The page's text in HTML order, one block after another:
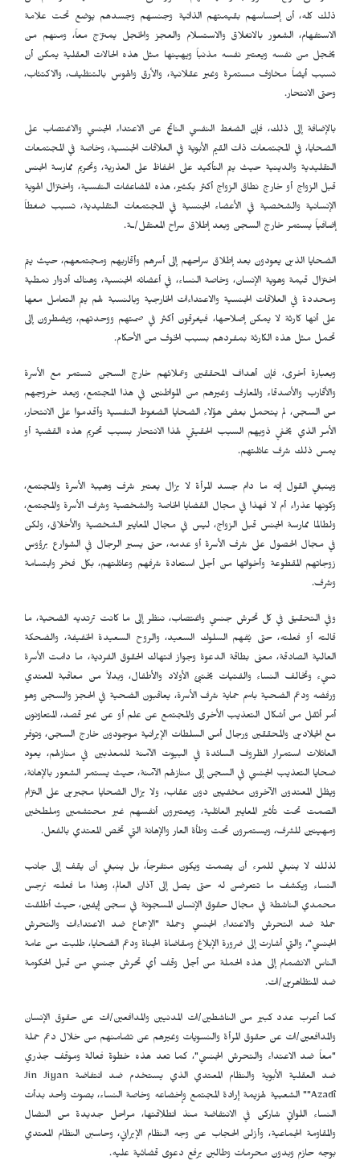
ذلك كله، أن إحساسهم بقيمتهم الذاتية وجنسهم وجسدهم يوضع تحت علامة
الاستفهام، الشعور بالانغلاق والاستسلام والعجز والخجل يمتزج معاً، ومنهم من
يخجل من نفسه ويعتبر نفسه مذنباً ويهينها مثل هذه الحالات العقلية يمكن أن
تسبب أيضاً مخاوف مستمرة وغير عقلانية، والأرق والهوس بالتنظيف، والاكتئاب،
وحتى الانتحار.
بالإضافة إلى ذلك، فإن الضغط النفسي الناتج عن الاعتداء الجنسي والاغتصاب على
الضحايا، في المجتمعات ذات القيم الأبوية في العلاقات الجنسية، وخاصة في المجتمعات
التقليدية والدينية حيث يتم التأكيد على الحفاظ على العذرية، وتحريم ممارسة الجنس
قبل الزواج أو خارج نطاق الزواج أكثر بكثير، هذه المضاعفات النفسية، واختزال الهوية
الإنسانية والشخصية في الأعضاء الجنسية في المجتمعات التقليدية، تسبب ضغطاً
إضافياً يستمر خارج السجن وبعد إطلاق سراح المعتقل/ـة.
الضحايا الذين يعودون بعد إطلاق سراحهم إلى أسرهم وأقاربهم ومجتمعهم، حيث يتم
اختزال قيمة وهوية الإنسان، وخاصة النساء، في أعضائه الجنسية، وهناك أدوار نمطية
ومحددة في العلاقات الجنسية والاعتداءات الخارجية وبالنسبة لهم يتم التعامل معها
على أنها كارثة لا يمكن إصلاحها، فيغرقون أكثر في صمتهم ووحدتهم، ويضطرون إلى
تحمل مثل هذه الكارثة بمفردهم بسبب الخوف من الأحكام.
وبعبارة أخرى، فإن أهداف المحققين وعملائهم خارج السجن تستمر مع الأسرة
والأقارب والأصدقاء والمعارف وغيرهم من المواطنين في هذا المجتمع، وبعد خروجهم
من السجن، لم يتحمل بعض هؤلاء الضحايا الضغوط النفسية وأقدموا على الانتحار،
الأمر الذي يخفي ذويهم السبب الحقيقي لهذا الانتحار بسبب تحريم هذه القضية أو
يمس ذلك شرف عائلتهم.
وينبغي القول إنه ما دام جسد المرأة لا يزال يعتبر شرف وهيبة الأسرة والمجتمع،
وكونها عذراء أم لا فهذا في مجال القضايا الخاصة والشخصية وشرف الأسرة والمجتمع،
ولطالما ممارسة الجنس قبل الزواج، ليس في مجال المعايير الشخصية والأخلاق، ولكن
في مجال الحصول على شرف الأسرة أو عدمه، حتى يسير الرجال في الشوارع برؤوس
زوجاتهم المقطوعة وأخواتها من أجل استعادة شرفهم وعائلتهم، بكل فخر وابتسامة
وشرف.
وفي التحقيق في كل تحرش جنسي واغتصاب، ننظر إلى ما كانت ترتديه الضحية، ما
قالته أو فعلته، حتى يُفهم السلوك السعيد، والروح السعيدة الخفيفة، والضحكة
العالية الصادقة، معنى بطاقة الدعوة وجواز انتهاك الحقوق الفردية، ما دامت الأسرة
تسيء وتخالف النساء والفتيات يختبئ الأولاد والأطفال، وبدلاً من معاقبة المعتدي
ورفضه ودعم الضحية باسم حماية شرف الأسرة، يعاقبون الضحية في الحجز والسجن وهو
أمر أثقل من أشكال التعذيب الأخرى والمجتمع عن علم أو عن غير قصد، المتعاونون
مع الجلادين والمحققين ورجال أمن السلطات الإيرانية موجودون خارج السجن، وتوفر
العائلات استمرار الظروف السائدة في البيوت الآمنة للمعذبين في منازلهم، يعود
ضحايا التعذيب الجنسي في السجن إلى منازلهم الآمنة، حيث يستمر الشعور بالإهانة،
ويظل المعتدون الآخرون مخفيين دون عقاب، ولا يزال الضحايا مجبرين على التزام
الصمت تحت تأثير المعايير العائلية، ويعتبرون أنفسهم غير محتشمين وملطخين
ومهينين للشرف، ويستمرون تحت وطأة العار والإهانة التي تخص المعتدي بالفعل.
لذلك لا ينبغي للمرء أن يصمت ويكون متفرجاً، بل ينبغي أن يقف إلى جانب
النساء ويكشف ما تتعرضن له حتى يصل إلى آذان العالم، وهذا ما فعلته نرجس
محمدي الناشطة في مجال حقوق الإنسان المسجونة في سجن إيفين، حيث أطلقت
حملة ضد التحرش والاعتداء الجنسي وحملة "الإجماع ضد الاعتداءات والتحرش
الجنسي"، والتي أشارت إلى ضرورة الإبلاغ ومقاضاة الجناة ودعم الضحايا، طلبت من عامة
الناس الانضمام إلى هذه الحملة من أجل وقف أي تحرش جنسي من قبل الحكومة
ضد المتظاهرين/ات.
كما أعرب عدد كبير من الناشطين/ات المدنيين والمدافعين/ات عن حقوق الإنسان
والمدافعين/ات عن حقوق المرأة والنسويات وغيرهم عن تضامنهم من خلال دعم حملة
"معاً ضد الاعتداء والتحرش الجنسي"، كما تعد هذه خطوة فعالة وموقف جذري
ضد العقلية الأبوية والنظام المعتدي الذي يستخدم ضد انتفاضة Jin Jiyan
Azadî"" الشعبية لهزيمة إرادة المجتمع وإخضاعه وخاصة النساء، بصوت واحد بدأت
النساء اللواتي شاركن في الانتفاضة منذ انطلاقتها، مراحل جديدة من النضال
والمقاومة الجماعية، وأزلن الحجاب عن وجه النظام الإيراني، وحاسبن النظام المعتدي
بوجه حازم وبدون محرمات وطالبن برفع دعوى قضائية عليه.